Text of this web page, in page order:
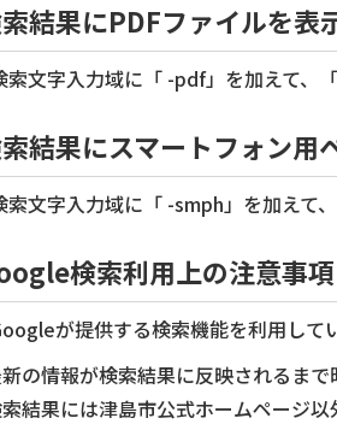
結果にPDFファイルを表
文字入力域に「 -pdf」を加えて、
結果にスマートフォン用
文字入力域に「 -smph」を加えて
検索利用上の注意事項
が提供する検索機能を利用して
の情報が検索結果に反映されるまで
結果には津島市公式ホームページ